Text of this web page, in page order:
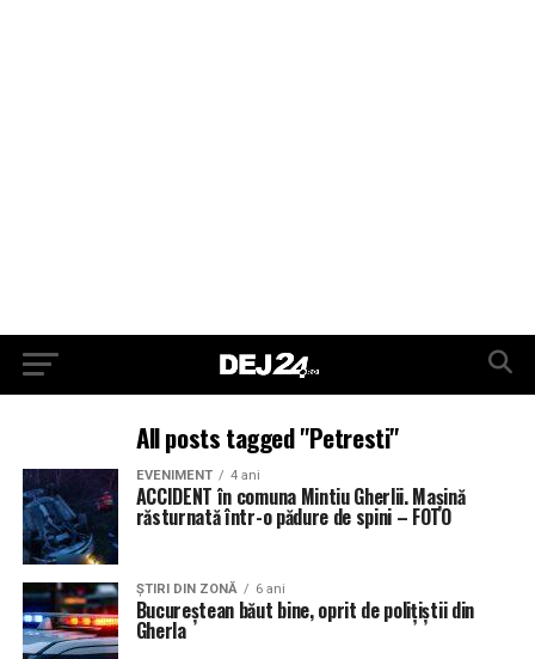
All posts tagged "Petresti"
EVENIMENT 4 ani
ACCIDENT în comuna Mintiu Gherlii. Mașină
răsturnată într-o pădure de spini – FOTO
ŞTIRI DIN ZONĂ 6 ani
Bucureștean băut bine, oprit de polițiștii din
Gherla